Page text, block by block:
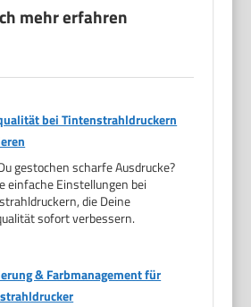
mehr erfahren
bei Tintenstrahldruckern
gestochen scharfe Ausdrucke?
einfache Einstellungen bei
die Deine
sofort verbessern.
& Farbmanagement für